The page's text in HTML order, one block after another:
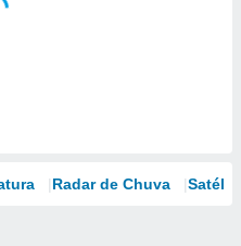
Radar de Chuva